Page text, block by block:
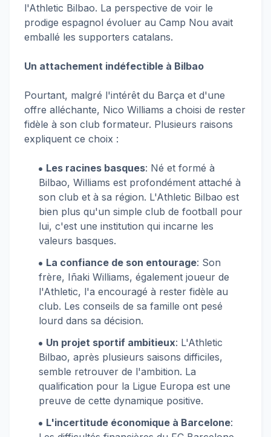
l'Athletic Bilbao. La perspective de voir le
prodige espagnol évoluer au Camp Nou avait
emballé les supporters catalans.
Un attachement indéfectible à Bilbao
Pourtant, malgré l'intérêt du Barça et d'une
offre alléchante, Nico Williams a choisi de rester
fidèle à son club formateur. Plusieurs raisons
expliquent ce choix :
Les racines basques: Né et formé à
Bilbao, Williams est profondément attaché à
son club et à sa région. L'Athletic Bilbao est
bien plus qu'un simple club de football pour
lui, c'est une institution qui incarne les
valeurs basques.
La confiance de son entourage: Son
frère, Iñaki Williams, également joueur de
l'Athletic, l'a encouragé à rester fidèle au
club. Les conseils de sa famille ont pesé
lourd dans sa décision.
Un projet sportif ambitieux: L'Athletic
Bilbao, après plusieurs saisons difficiles,
semble retrouver de l'ambition. La
qualification pour la Ligue Europa est une
preuve de cette dynamique positive.
L'incertitude économique à Barcelone: